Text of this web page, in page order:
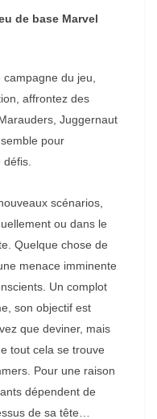
de base Marvel
du jeu,
affrontez des
Juggernaut
pour
scénarios,
ou dans le
Quelque chose de
menace imminente
Un complot
son objectif est
que deviner, mais
tout cela se trouve
Pour une raison
dépendent de
de sa tête…